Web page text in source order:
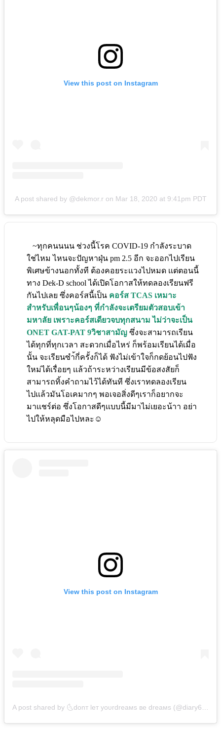
View this post on Instagram
A post shared by @dekmor.r on Mar 18, 2020 at 9:41pm PDT
~ทุกคนนนน ช่วงนี้โรค COVID-19 กำลังระบาด
ใช่ไหม ไหนจะปัญหาฝุ่น pm 2.5 อีก จะออกไปเรียน
พิเศษข้างนอกทั้งที ต้องคอยระเเวงไปหมด เเต่ตอนนี้
ทาง Dek-D school ได้เปิดโอกาสให้ทดลองเรียนฟรี
กันไปเลย ซึ่งคอร์สนี้เป็น คอร์ส TCAS เหมาะ
สำหรับเพื่อนๆน้องๆ ที่กำลังจะเตรียมตัวสอบเข้า
มหาลัย เพราะคอร์สเดียวจบทุกสนาม ไม่ว่าจะเป็น
ONET GAT-PAT 9วิชาสามัญ ซึ่งจะสามารถเรียน
ได้ทุกที่ทุกเวลา สะดวกเมื่อไหร่ ก็พร้อมเรียนได้เมื่อ
นั้น จะเรียนซำ้กี่ครั้งก็ได้ ฟังไม่เข้าใจก็กดย้อนไปฟัง
ใหม่ได้เรื่อยๆ เเล้วถ้าระหว่างเรียนมีข้อสงสัยก็
สามารถทิ้งคำถามไว้ได้ทันที ซึ่งเราทดลองเรียน
ไปเเล้วมันโอเคมากๆ พอเจอสิ่งดีๆเราก็อยากจะ
มาเเชร์ต่อ ซึ่งโอกาสดีๆเเบบนี้มีมาไม่เยอะน้าา อย่า
ไปให้หลุดมือไปหละ☺
View this post on Instagram